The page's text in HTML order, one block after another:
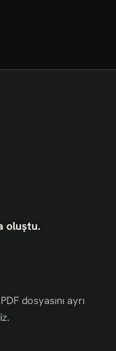
oluştu.
dosyasını ayrı